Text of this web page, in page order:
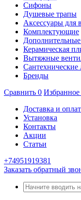
Сифоны
Душевые трапы
Аксессуары для
Комплектующие
Керамическая
Вытяжные
Бренды
Сравнить 0 Избранное
Доставка и
Установка
Контакты
Акции
Статьи
+74951919381
Заказать обратный